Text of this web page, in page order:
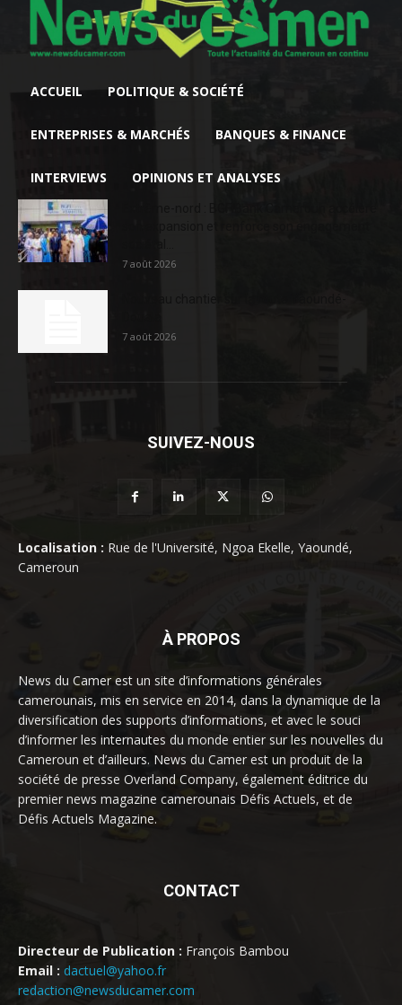
ACCUEIL POLITIQUE & SOCIÉTÉ
ENTREPRISES & MARCHÉS BANQUES & FINANCE
INTERVIEWS OPINIONS ET ANALYSES
7 août 2026
7 août 2026
SUIVEZ-NOUS
Localisation : Rue de l'Université, Ngoa Ekelle, Yaoundé,
Cameroun
À PROPOS
News du Camer est un site d’informations générales
camerounais, mis en service en 2014, dans la dynamique de la
diversification des supports d’informations, et avec le souci
d’informer les internautes du monde entier sur les nouvelles du
Cameroun et d’ailleurs. News du Camer est un produit de la
société de presse Overland Company, également éditrice du
premier news magazine camerounais Défis Actuels, et de
Défis Actuels Magazine.
CONTACT
Directeur de Publication : François Bambou
Email : dactuel@yahoo.fr
redaction@newsducamer.com